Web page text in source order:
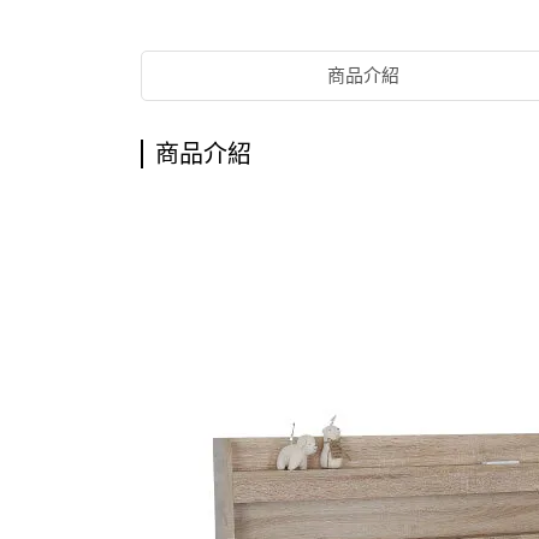
商品介紹
商品介紹